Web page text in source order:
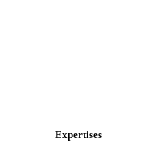
Expertises